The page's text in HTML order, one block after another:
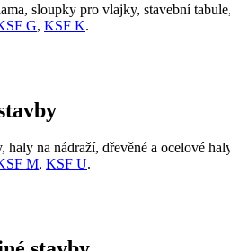
sloupky pro vlajky, stavební
G, KSF K.
na nádraží, dřevěné a ocelové
M, KSF U.